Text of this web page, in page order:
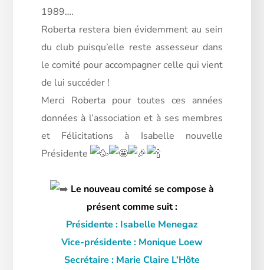
1989….
Roberta restera bien évidemment au sein
du club puisqu’elle reste assesseur dans
le comité pour accompagner celle qui vient
de lui succéder !
Merci Roberta pour toutes ces années
données à l’association et à ses membres
et Félicitations à Isabelle nouvelle
Présidente
Le nouveau comité se compose à
présent comme suit :
Présidente : Isabelle Menegaz
Vice-présidente : Monique Loew
Secrétaire : Marie Claire L’Hôte